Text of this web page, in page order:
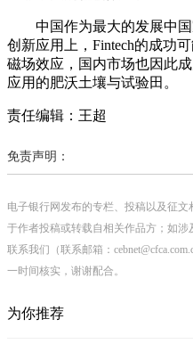
中国作为最大的发展中国
创新应用上，Fintech的成功
磁场效应，国内市场也因此
应用的肥沃土壤与试验田。
责任编辑：王超
免责声明：
电子银行网发布的专栏、投稿以及征
于作者投稿或转载自相关作品方；如
联系我们（联系邮箱：
一时间核实，谢谢配合。
为你推荐